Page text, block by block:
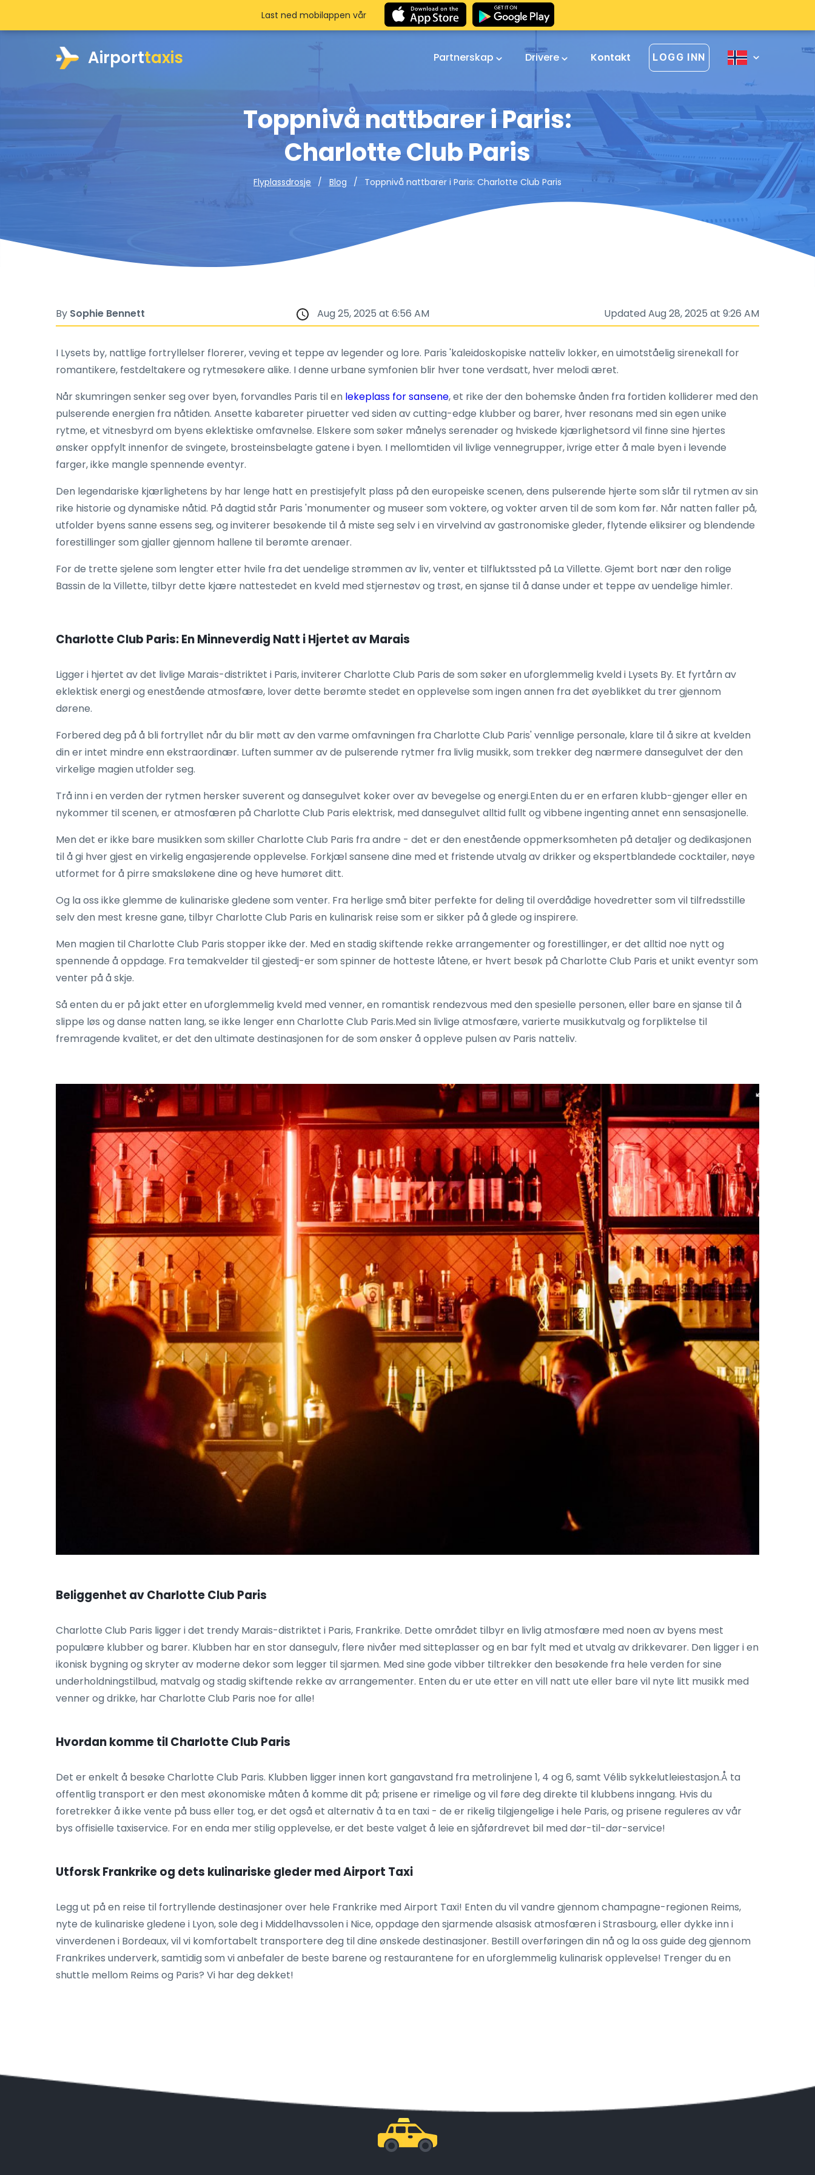
Airporttaxis Partnerskap Drivere Kontakt LOGG INN
Toppnivå nattbarer i Paris:
Charlotte Club Paris
Flyplassdrosje Blog Toppnivå nattbarer i Paris: Charlotte Club Paris
Last ned mobilappen vår
By Sophie Bennett Aug 25, 2025 at 6:56 AM Updated Aug 28, 2025 at 9:26 AM
I Lysets by, nattlige fortryllelser florerer, veving et teppe av legender og lore. Paris 'kaleidoskopiske natteliv lokker, en uimotståelig sirenekall for
romantikere, festdeltakere og rytmesøkere alike. I denne urbane symfonien blir hver tone verdsatt, hver melodi æret.
Når skumringen senker seg over byen, forvandles Paris til en lekeplass for sansene, et rike der den bohemske ånden fra fortiden kolliderer med den
pulserende energien fra nåtiden. Ansette kabareter piruetter ved siden av cutting-edge klubber og barer, hver resonans med sin egen unike
rytme, et vitnesbyrd om byens eklektiske omfavnelse. Elskere som søker månelys serenader og hviskede kjærlighetsord vil finne sine hjertes
ønsker oppfylt innenfor de svingete, brosteinsbelagte gatene i byen. I mellomtiden vil livlige vennegrupper, ivrige etter å male byen i levende
farger, ikke mangle spennende eventyr.
Den legendariske kjærlighetens by har lenge hatt en prestisjefylt plass på den europeiske scenen, dens pulserende hjerte som slår til rytmen av sin
rike historie og dynamiske nåtid. På dagtid står Paris 'monumenter og museer som voktere, og vokter arven til de som kom før. Når natten faller på,
utfolder byens sanne essens seg, og inviterer besøkende til å miste seg selv i en virvelvind av gastronomiske gleder, flytende eliksirer og blendende
forestillinger som gjaller gjennom hallene til berømte arenaer.
For de trette sjelene som lengter etter hvile fra det uendelige strømmen av liv, venter et tilfluktssted på La Villette. Gjemt bort nær den rolige
Bassin de la Villette, tilbyr dette kjære nattestedet en kveld med stjernestøv og trøst, en sjanse til å danse under et teppe av uendelige himler.
Charlotte Club Paris: En Minneverdig Natt i Hjertet av Marais
Ligger i hjertet av det livlige Marais-distriktet i Paris, inviterer Charlotte Club Paris de som søker en uforglemmelig kveld i Lysets By. Et fyrtårn av
eklektisk energi og enestående atmosfære, lover dette berømte stedet en opplevelse som ingen annen fra det øyeblikket du trer gjennom
dørene.
Forbered deg på å bli fortryllet når du blir møtt av den varme omfavningen fra Charlotte Club Paris' vennlige personale, klare til å sikre at kvelden
din er intet mindre enn ekstraordinær. Luften summer av de pulserende rytmer fra livlig musikk, som trekker deg nærmere dansegulvet der den
virkelige magien utfolder seg.
Trå inn i en verden der rytmen hersker suverent og dansegulvet koker over av bevegelse og energi.Enten du er en erfaren klubb-gjenger eller en
nykommer til scenen, er atmosfæren på Charlotte Club Paris elektrisk, med dansegulvet alltid fullt og vibbene ingenting annet enn sensasjonelle.
Men det er ikke bare musikken som skiller Charlotte Club Paris fra andre - det er den enestående oppmerksomheten på detaljer og dedikasjonen
til å gi hver gjest en virkelig engasjerende opplevelse. Forkjæl sansene dine med et fristende utvalg av drikker og ekspertblandede cocktailer, nøye
utformet for å pirre smaksløkene dine og heve humøret ditt.
Og la oss ikke glemme de kulinariske gledene som venter. Fra herlige små biter perfekte for deling til overdådige hovedretter som vil tilfredsstille
selv den mest kresne gane, tilbyr Charlotte Club Paris en kulinarisk reise som er sikker på å glede og inspirere.
Men magien til Charlotte Club Paris stopper ikke der. Med en stadig skiftende rekke arrangementer og forestillinger, er det alltid noe nytt og
spennende å oppdage. Fra temakvelder til gjestedj-er som spinner de hotteste låtene, er hvert besøk på Charlotte Club Paris et unikt eventyr som
venter på å skje.
Så enten du er på jakt etter en uforglemmelig kveld med venner, en romantisk rendezvous med den spesielle personen, eller bare en sjanse til å
slippe løs og danse natten lang, se ikke lenger enn Charlotte Club Paris.Med sin livlige atmosfære, varierte musikkutvalg og forpliktelse til
fremragende kvalitet, er det den ultimate destinasjonen for de som ønsker å oppleve pulsen av Paris natteliv.
Beliggenhet av Charlotte Club Paris
Charlotte Club Paris ligger i det trendy Marais-distriktet i Paris, Frankrike. Dette området tilbyr en livlig atmosfære med noen av byens mest
populære klubber og barer. Klubben har en stor dansegulv, flere nivåer med sitteplasser og en bar fylt med et utvalg av drikkevarer. Den ligger i en
ikonisk bygning og skryter av moderne dekor som legger til sjarmen. Med sine gode vibber tiltrekker den besøkende fra hele verden for sine
underholdningstilbud, matvalg og stadig skiftende rekke av arrangementer. Enten du er ute etter en vill natt ute eller bare vil nyte litt musikk med
venner og drikke, har Charlotte Club Paris noe for alle!
Hvordan komme til Charlotte Club Paris
Det er enkelt å besøke Charlotte Club Paris. Klubben ligger innen kort gangavstand fra metrolinjene 1, 4 og 6, samt Vélib sykkelutleiestasjon.Å ta
offentlig transport er den mest økonomiske måten å komme dit på; prisene er rimelige og vil føre deg direkte til klubbens inngang. Hvis du
foretrekker å ikke vente på buss eller tog, er det også et alternativ å ta en taxi - de er rikelig tilgjengelige i hele Paris, og prisene reguleres av vår
bys offisielle taxiservice. For en enda mer stilig opplevelse, er det beste valget å leie en sjåførdrevet bil med dør-til-dør-service!
Utforsk Frankrike og dets kulinariske gleder med Airport Taxi
Legg ut på en reise til fortryllende destinasjoner over hele Frankrike med Airport Taxi! Enten du vil vandre gjennom champagne-regionen Reims,
nyte de kulinariske gledene i Lyon, sole deg i Middelhavssolen i Nice, oppdage den sjarmende alsasisk atmosfæren i Strasbourg, eller dykke inn i
vinverdenen i Bordeaux, vil vi komfortabelt transportere deg til dine ønskede destinasjoner. Bestill overføringen din nå og la oss guide deg gjennom
Frankrikes underverk, samtidig som vi anbefaler de beste barene og restaurantene for en uforglemmelig kulinarisk opplevelse! Trenger du en
shuttle mellom Reims og Paris? Vi har deg dekket!